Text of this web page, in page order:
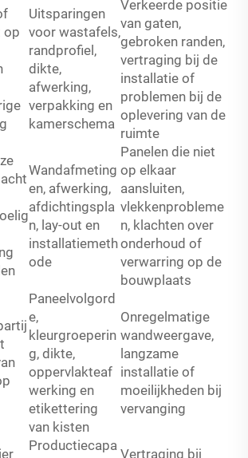
op
Uitsparingen
voor wastafels,
randprofiel,
dikte,
afwerking,
verpakking en
kamerschema
Verkeerde positie
van gaten,
gebroken randen,
vertraging bij de
installatie of
problemen bij de
oplevering van de
ruimte
Wandafmeting
en, afwerking,
afdichtingspla
n, lay-out en
installatiemeth
ode
Panelen die niet
op elkaar
aansluiten,
vlekkenprobleme
n, klachten over
onderhoud of
verwarring op de
bouwplaats
Paneelvolgord
e,
kleurgroeperin
g, dikte,
oppervlakteaf
werking en
etikettering
van kisten
Onregelmatige
wandweergave,
langzame
installatie of
moeilijkheden bij
vervanging
Productiecapa
Vertraging bij